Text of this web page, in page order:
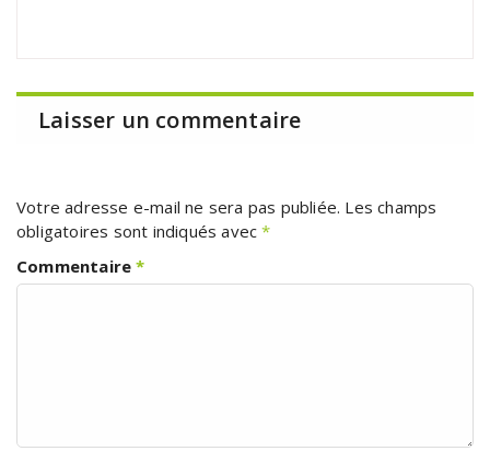
Laisser un commentaire
Votre adresse e-mail ne sera pas publiée. Les champs
obligatoires sont indiqués avec*
Commentaire*